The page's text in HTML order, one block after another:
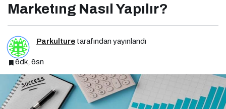
Marketıng Nasıl Yapılır?
Parkulture tarafından yayınlandı
6dk, 6sn